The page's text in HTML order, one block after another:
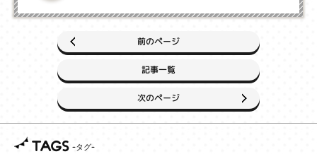
前のページ
記事一覧
次のページ
TAGS